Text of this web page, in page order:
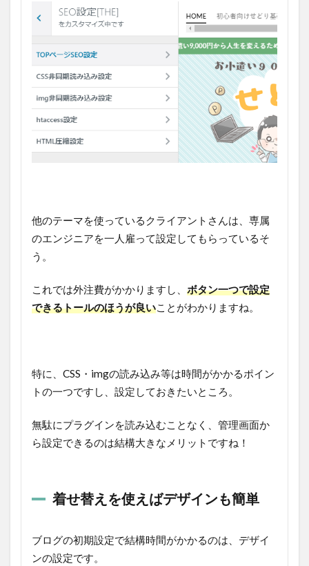
他のテーマを使っているクライアントさんは、専属
のエンジニアを一人雇って設定してもらっているそ
う。
これでは外注費がかかりますし、 ボタン一つで設定
できるトールのほうが良いことがわかりますね。
特に、CSS・imgの読み込み等は時間がかかるポイン
トの一つですし、設定しておきたいところ。
無駄にプラグインを読み込むことなく、管理画面か
ら設定できるのは結構大きなメリットですね！
着せ替えを使えばデザインも簡単
ブログの初期設定で結構時間がかかるのは、デザイ
ンの設定です。